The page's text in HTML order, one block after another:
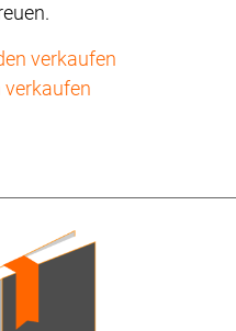
verkaufen
verkaufen